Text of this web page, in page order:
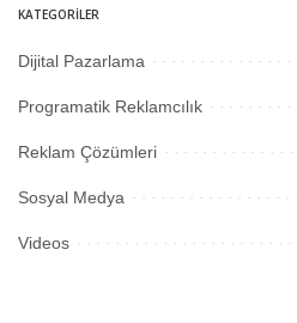
KATEGORILER
Dijital Pazarlama
Programatik Reklamcılık
Reklam Çözümleri
Sosyal Medya
Videos